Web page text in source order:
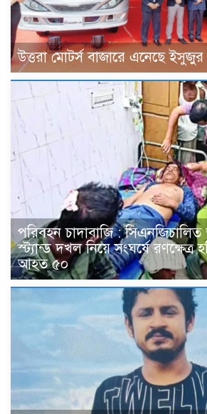
উত্তরা মোটর্স বাজারে এনেছে
পরিবহন চাদাবাজি :
স্ট্যান্ড দখল নিয়ে সংঘর্ষে রণক্ষেত্র
আহত ৫০